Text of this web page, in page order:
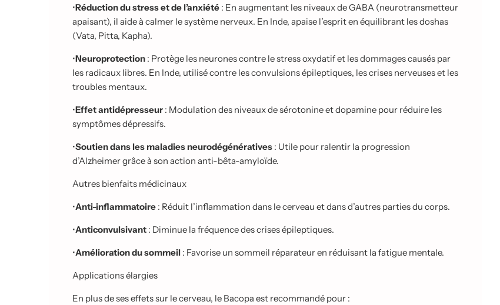
•Réduction du stress et de l’anxiété : En augmentant les niveaux de GABA (neurotransmetteur
apaisant), il aide à calmer le système nerveux. En Inde, apaise l’esprit enéquilibrant les doshas
(Vata, Pitta, Kapha).
•Neuroprotection : Protège les neurones contre le stress oxydatif et les dommages causés par
les radicaux libres. En Inde, utilisé contre les convulsions épileptiques, lescrises nerveuses et les
troubles mentaux.
•Effet antidépresseur : Modulation des niveaux de sérotonine et dopamine pour réduire les
symptômes dépressifs.
•Soutien dans les maladies neurodégénératives : Utile pour ralentir la progression
d’Alzheimer grâce à son action anti-bêta-amyloïde.
Autres bienfaits médicinaux
•Anti-inflammatoire : Réduit l’inflammation dans le cerveau et dans d’autres parties du corps.
•Anticonvulsivant : Diminue la fréquence des crises épileptiques.
•Amélioration du sommeil : Favorise un sommeil réparateur en réduisant la fatigue mentale.
Applications élargies
En plus de ses effets sur le cerveau, le Bacopa est recommandé pour :